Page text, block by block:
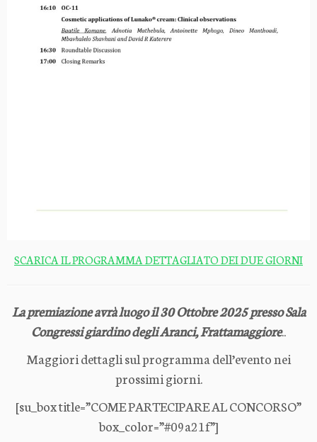
SCARICA IL PROGRAMMA DETTAGLIATO DEI DUE GIORNI
La premiazione avrà luogo il 30 Ottobre 2025 presso Sala
Congressi giardino degli Aranci, Frattamaggiore..
Maggiori dettagli sul programma dell’evento nei
prossimi giorni.
[su_box title=”COME PARTECIPARE AL CONCORSO”
box_color=”#09a21f”]